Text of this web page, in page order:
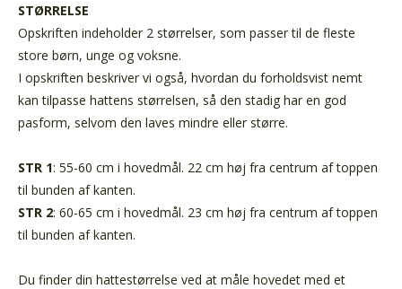
STØRRELSE
Opskriften indeholder 2 størrelser, som passer til de fleste
store børn, unge og voksne.
I opskriften beskriver vi også, hvordan du forholdsvist nemt
kan tilpasse hattens størrelsen, så den stadig har en god
pasform, selvom den laves mindre eller større.
STR 1: 55-60 cm i hovedmål. 22 cm høj fra centrum af toppen
til bunden af kanten.
STR 2: 60-65 cm i hovedmål. 23 cm høj fra centrum af toppen
til bunden af kanten.
Du finder din hattestørrelse ved at måle hovedet med et